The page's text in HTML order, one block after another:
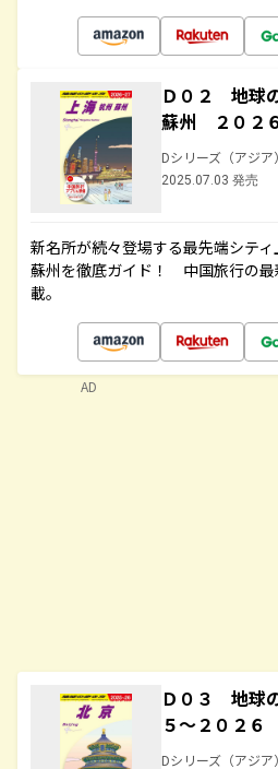
Ｄ０２ 地
蘇州 ２０２
Dシリーズ（アジ
2025.07.03 発売
新名所が続々登場する最先端シテ
蘇州を徹底ガイド！ 中国旅行の最
載。
Ｄ０３ 地球
５～２０２６
Dシリーズ（アジ
AD